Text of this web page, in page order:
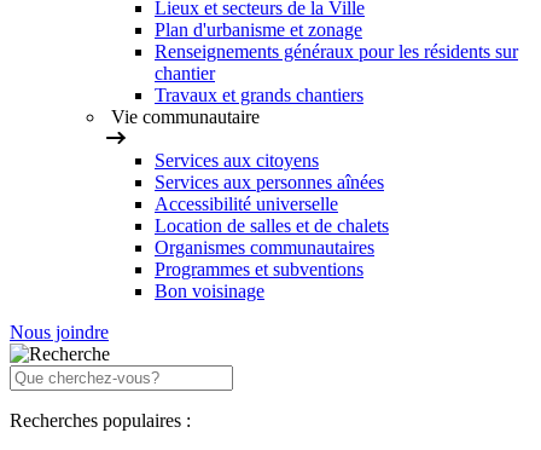
Lieux et secteurs de la Ville
Plan d'urbanisme et zonage
Renseignements généraux pour les résidents sur
chantier
Travaux et grands chantiers
Vie communautaire
Services aux citoyens
Services aux personnes aînées
Accessibilité universelle
Location de salles et de chalets
Organismes communautaires
Programmes et subventions
Bon voisinage
Nous joindre
Recherches populaires :